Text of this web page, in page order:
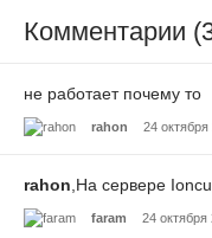
Комментарии
не работает почему то
rahon 24
rahon,На сервере
faram 24 октября